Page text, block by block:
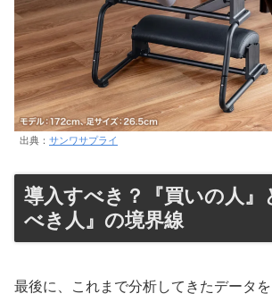
出典： サンワサプライ
導入すべき？『買いの人』
べき人』の境界線
最後に、これまで分析してきたデータ